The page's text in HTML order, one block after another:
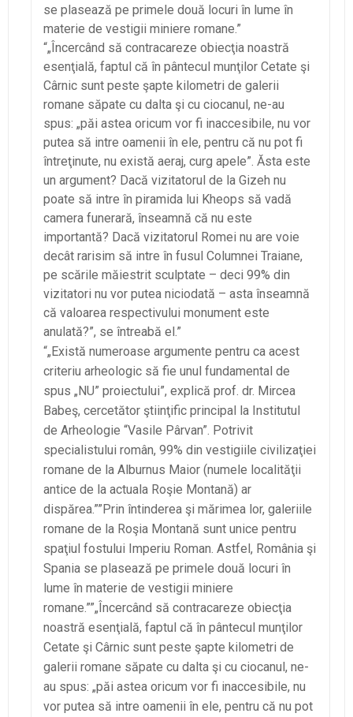
se plasează pe primele două locuri în lume în
materie de vestigii miniere romane.”
“„Încercând să contracareze obiecţia noastră
esenţială, faptul că în pântecul munţilor Cetate şi
Cârnic sunt peste şapte kilometri de galerii
romane săpate cu dalta şi cu ciocanul, ne-au
spus: „păi astea oricum vor fi inaccesibile, nu vor
putea să intre oamenii în ele, pentru că nu pot fi
întreţinute, nu există aeraj, curg apele”. Ăsta este
un argument? Dacă vizitatorul de la Gizeh nu
poate să intre în piramida lui Kheops să vadă
camera funerară, înseamnă că nu este
importantă? Dacă vizitatorul Romei nu are voie
decât rarisim să intre în fusul Columnei Traiane,
pe scările măiestrit sculptate – deci 99% din
vizitatori nu vor putea niciodată – asta înseamnă
că valoarea respectivului monument este
anulată?”, se întreabă el.”
“„Există numeroase argumente pentru ca acest
criteriu arheologic să fie unul fundamental de
spus „NU” proiectului”, explică prof. dr. Mircea
Babeş, cercetător ştiinţific principal la Institutul
de Arheologie “Vasile Pârvan”. Potrivit
specialistului român, 99% din vestigiile civilizaţiei
romane de la Alburnus Maior (numele localităţii
antice de la actuala Roşie Montană) ar
dispărea.””Prin întinderea şi mărimea lor, galeriile
romane de la Roşia Montană sunt unice pentru
spaţiul fostului Imperiu Roman. Astfel, România şi
Spania se plasează pe primele două locuri în
lume în materie de vestigii miniere
romane.””„Încercând să contracareze obiecţia
noastră esenţială, faptul că în pântecul munţilor
Cetate şi Cârnic sunt peste şapte kilometri de
galerii romane săpate cu dalta şi cu ciocanul, ne-
au spus: „păi astea oricum vor fi inaccesibile, nu
vor putea să intre oamenii în ele, pentru că nu pot